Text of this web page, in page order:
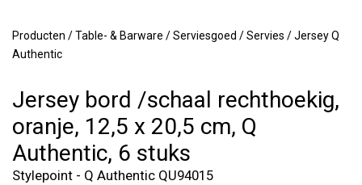
Producten /Table- & Barware /Serviesgoed /Servies /Jersey Q
Authentic
Jersey bord /schaal rechthoekig,
oranje, 12,5 x 20,5 cm, Q
Authentic, 6 stuks
Stylepoint - Q Authentic QU94015